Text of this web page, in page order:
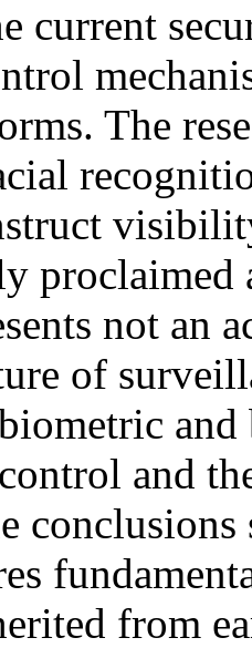
current
The
proclaimed
not an
of
and
and
from